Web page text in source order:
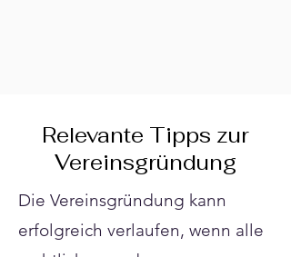
Relevante Tipps zur
Vereinsgründung
Die Vereinsgründung kann
erfolgreich verlaufen, wenn alle